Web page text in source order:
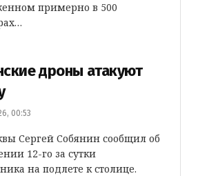
примерно в 500
дроны атакуют
00:53
Сергей Собянин сообщил об
12-го за сутки
на подлете к столице.